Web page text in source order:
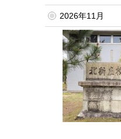
2026年11月